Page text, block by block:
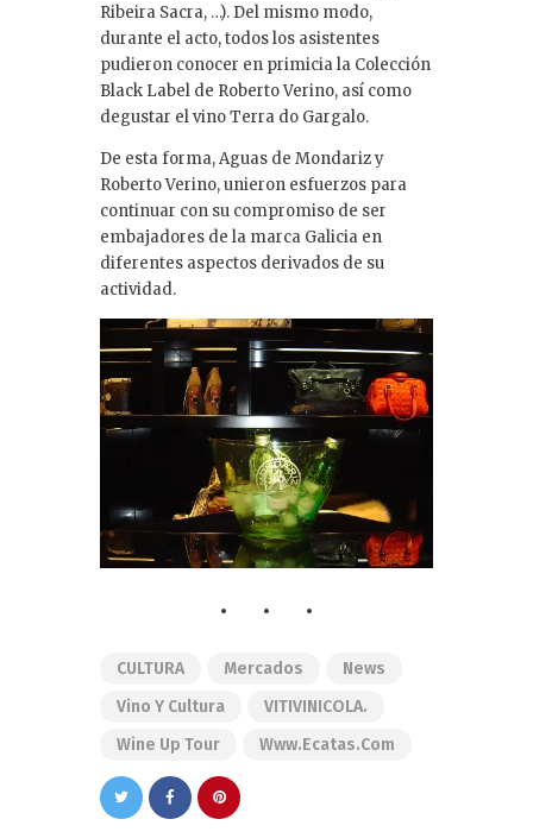
Ribeira Sacra, …). Del mismo modo,
durante el acto, todos los asistentes
pudieron conocer en primicia la Colección
Black Label de Roberto Verino, así como
degustar el vino Terra do Gargalo.
De esta forma, Aguas de Mondariz y
Roberto Verino, unieron esfuerzos para
continuar con su compromiso de ser
embajadores de la marca Galicia en
diferentes aspectos derivados de su
actividad.
CULTURA Mercados
News
Vino Y Cultura
VITIVINICOLA.
Wine Up Tour
Www.ecatas.com